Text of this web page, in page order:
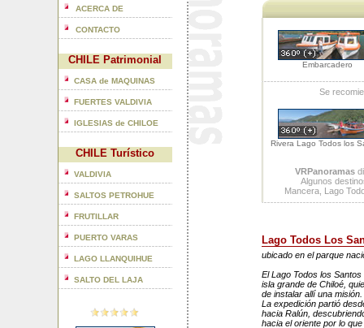
ACERCA DE
CONTACTO
CHILE Patrimonial
CASA de MAQUINAS
FUERTES VALDIVIA
IGLESIAS de CHILOE
CHILE Turístico
VALDIVIA
SALTOS PETROHUE
FRUTILLAR
PUERTO VARAS
LAGO LLANQUIHUE
SALTO DEL LAJA
Embarcadero
Se
Rivera Lago Todos los
VRPanoramas
Algunos
Mancera, Lago
Lago Todos Los
ubicado en el parque
El Lago Todos los
isla grande de Chiloé,
de instalar allí una misión.
La expedición partió
hacia Ralún,
hacia el oriente por lo